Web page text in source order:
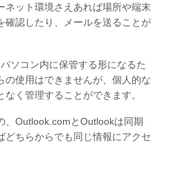
ネット環境さえあれば場所や端末
確認したり、メールを送ることが
ソコン内に保管する形になるた
の使用はできませんが、個人的な
く管理することができます。
、Outlook.comとOutlookは同期
どちらからでも同じ情報にアクセ